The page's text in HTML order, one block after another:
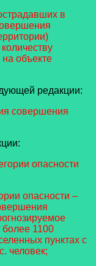
в
объекте
редакции:
совершения
опасности
опасности –
более 1100
пунктах с
человек;